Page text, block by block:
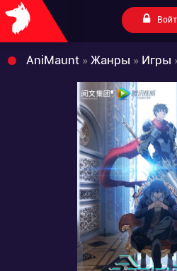
AniMaunt » Жанры » Игры